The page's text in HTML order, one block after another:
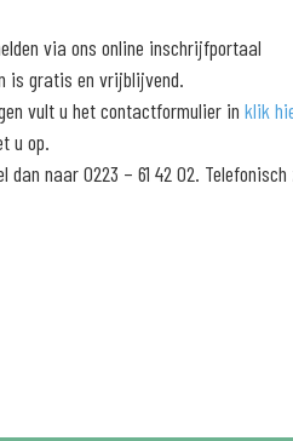
via ons online inschrijfportaal
is gratis en vrijblijvend.
vult u het contactformulier in klik
u op.
naar 0223 – 61 42 02.